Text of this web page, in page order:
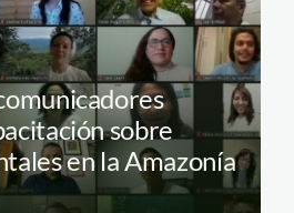
sobre
en la Amazonía